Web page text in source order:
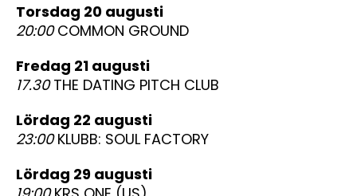
torsdag 20 augusti
20:00COMMON GROUND
fredag 21 augusti
17.30THE DATING PITCH CLUB
lördag 22 augusti
23:00KLUBB: SOUL FACTORY
lördag 29 augusti